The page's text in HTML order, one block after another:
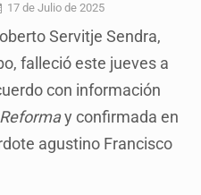
17 de Julio de 2025
Servitje Sendra,
falleció este jueves a
con información
Reformay confirmada en
agustino Francisco